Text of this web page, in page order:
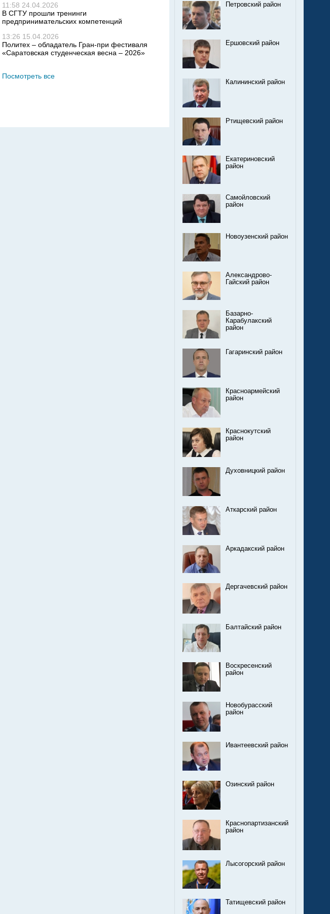
11:58 24.04.2026
В СГТУ прошли тренинги
предпринимательских компетенций
13:26 15.04.2026
Политех – обладатель Гран-при фестиваля
«Саратовская студенческая весна – 2026»
Посмотреть все
Петровский район
Ершовский район
Калининский район
Ртищевский район
Екатериновский
район
Самойловский
район
Новоузенский район
Александрово-
Гайский район
Базарно-
Карабулакский
район
Гагаринский район
Красноармейский
район
Краснокутский
район
Духовницкий район
Аткарский район
Аркадакский район
Дергачевский район
Балтайский район
Воскресенский
район
Новобурасский
район
Ивантеевский район
Озинский район
Краснопартизанский
район
Лысогорский район
Татищевский район